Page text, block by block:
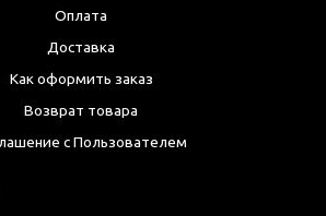
Оплата
Доставка
Как оформить заказ
Возврат товара
с Пользователем